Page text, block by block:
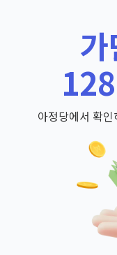
아정당에서 확